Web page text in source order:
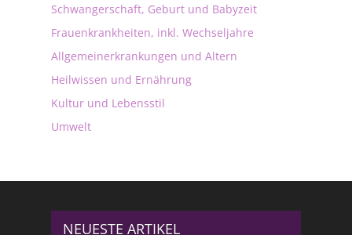
Schwangerschaft, Geburt und Babyzeit
Frauenkrankheiten, inkl. Wechseljahre
Allgemeinerkrankungen und Altern
Heilwissen und Ernährung
Kultur und Lebensstil
Umwelt
NEUESTE ARTIKEL